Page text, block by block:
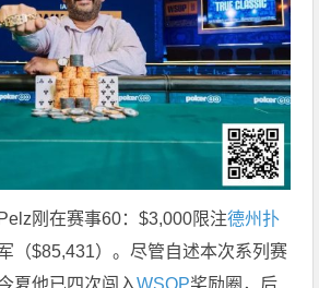
刚在赛事60：$3,000限注德州扑
（$85,431）。尽管自述本次系列赛
夏他已四次闯入WSOP奖励圈，后